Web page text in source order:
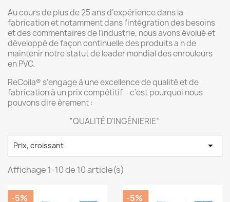
Au cours de plus de 25 ans d’expérience dans la
fabrication et notamment dans l’intégration des besoins
et des commentaires de l’industrie, nous avons évolué et
développé de façon continuelle des produits a n de
maintenir notre statut de leader mondial des enrouleurs
en PVC.
ReCoila® s’engage à une excellence de qualité et de
fabrication à un prix compétitif – c’est pourquoi nous
pouvons dire èrement :
“QUALITÉ D’INGÉNIERIE”
Prix, croissant 
Affichage 1-10 de 10 article(s)
-5% -5%